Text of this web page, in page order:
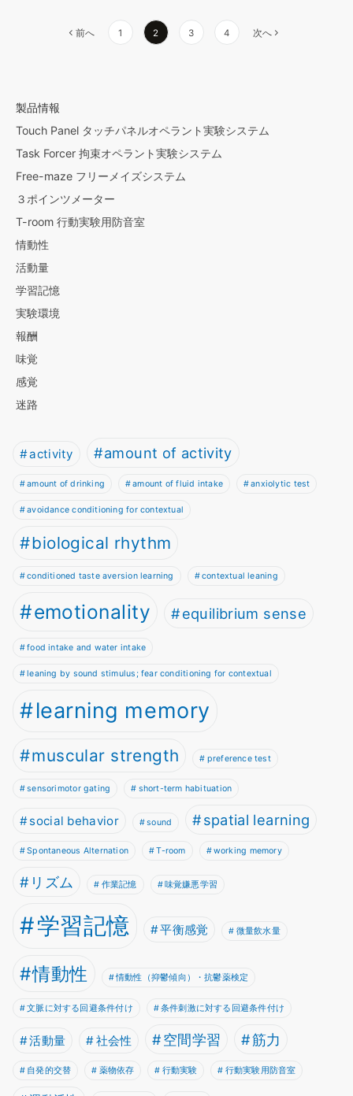
ー
ジ
送
前へ 1 2 3 4 次へ
製品情報
Touch Panel タッチパネルオペラント実験システム
Task Forcer 拘束オペラント実験システム
Free-maze フリーメイズシステム
３ポインツメーター
T-room 行動実験用防音室
情動性
活動量
学習記憶
実験環境
報酬
味覚
感覚
迷路
activity amount of activity
amount of drinking amount of fluid intake anxiolytic test
avoidance conditioning for contextual
biological rhythm
conditioned taste aversion learning contextual leaning
emotionality equilibrium sense
food intake and water intake
leaning by sound stimulus; fear conditioning for contextual
learning memory
muscular strength preference test
sensorimotor gating short-term habituation
social behavior sound spatial learning
Spontaneous Alternation T-room working memory
リズム 作業記憶 味覚嫌悪学習
学習記憶 平衡感覚 微量飲水量
情動性 情動性（抑鬱傾向）・抗鬱薬検定
文脈に対する回避条件付け 条件刺激に対する回避条件付け
活動量 社会性 空間学習 筋力
自発的交替 薬物依存 行動実験 行動実験用防音室